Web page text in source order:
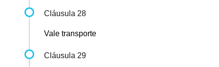
Cláusula 28
Vale transporte
Cláusula 29